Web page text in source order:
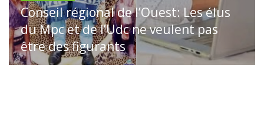
Conseil régional de l’Ouest: Les élus
du Mpc et de l’Udc ne veulent pas
être des figurants